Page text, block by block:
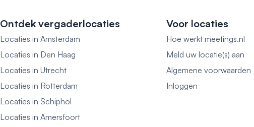
Ontdek vergaderlocaties
Locaties in Amsterdam
Locaties in Den Haag
Locaties in Utrecht
Locaties in Rotterdam
Locaties in Schiphol
Locaties in Amersfoort
Voor locaties
Hoe werkt meetings.nl
Meld uw locatie(s) aan
Algemene voorwaarden
Inloggen